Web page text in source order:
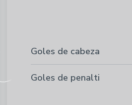
Goles de cabeza
Goles de penalti